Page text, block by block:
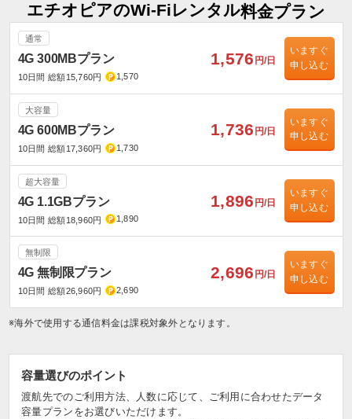
エチオピアのWi-Fiレンタル料金プラン
通常
4G 300MBプラン
10日間 総額15,760円 1,570
1,576 円/日
いますぐ
申し込む
大容量
4G 600MBプラン
10日間 総額17,360円 1,730
1,736 円/日
いますぐ
申し込む
超大容量
4G 1.1GBプラン
10日間 総額18,960円 1,890
1,896 円/日
いますぐ
申し込む
無制限
4G 無制限プラン
10日間 総額26,960円 2,690
2,696 円/日
いますぐ
申し込む
※海外で使用する通信料金は課税対象外となります。
容量選びのポイント
渡航先でのご利用方法、人数に応じて、ご利用に合わせたデータ
容量プランをお選びいただけます。